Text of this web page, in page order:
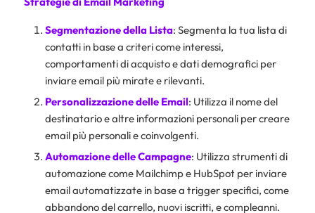
Segmentazione della Lista: Segmenta la tua lista di
contatti in base a criteri come interessi,
comportamenti di acquisto e dati demografici per
inviare email più mirate e rilevanti.
Personalizzazione delle Email: Utilizza il nome del
destinatario e altre informazioni personali per creare
email più personali e coinvolgenti.
Automazione delle Campagne: Utilizza strumenti di
automazione come Mailchimp e HubSpot per inviare
email automatizzate in base a trigger specifici, come
abbandono del carrello, nuovi iscritti, e compleanni.